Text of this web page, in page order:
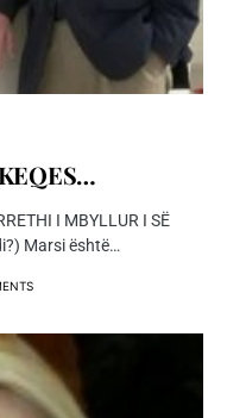
I MBYLLUR I SË
Marsi është…